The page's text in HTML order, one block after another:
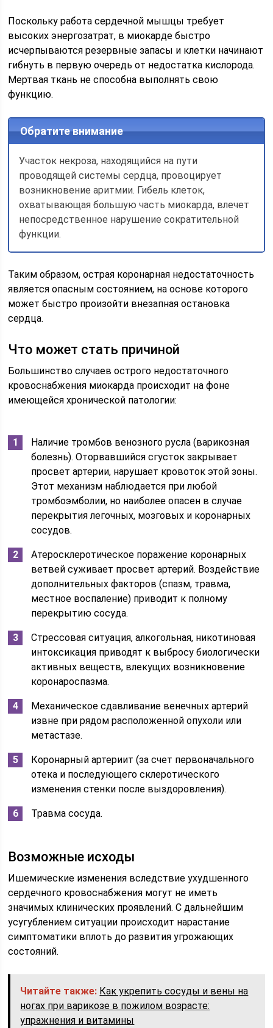
Поскольку работа сердечной мышцы требует
высоких энергозатрат, в миокарде быстро
исчерпываются резервные запасы и клетки начинают
гибнуть в первую очередь от недостатка кислорода.
Мертвая ткань не способна выполнять свою
функцию.
Обратите внимание
Участок некроза, находящийся на пути
проводящей системы сердца, провоцирует
возникновение аритмии. Гибель клеток,
охватывающая большую часть миокарда, влечет
непосредственное нарушение сократительной
функции.
Таким образом, острая коронарная недостаточность
является опасным состоянием, на основе которого
может быстро произойти внезапная остановка
сердца.
Что может стать причиной
Большинство случаев острого недостаточного
кровоснабжения миокарда происходит на фоне
имеющейся хронической патологии:
Наличие тромбов венозного русла (варикозная
болезнь). Оторвавшийся сгусток закрывает
просвет артерии, нарушает кровоток этой зоны.
Этот механизм наблюдается при любой
тромбоэмболии, но наиболее опасен в случае
перекрытия легочных, мозговых и коронарных
сосудов.
Атеросклеротическое поражение коронарных
ветвей суживает просвет артерий. Воздействие
дополнительных факторов (спазм, травма,
местное воспаление) приводит к полному
перекрытию сосуда.
Стрессовая ситуация, алкогольная, никотиновая
интоксикация приводят к выбросу биологически
активных веществ, влекущих возникновение
коронароспазма.
Механическое сдавливание венечных артерий
извне при рядом расположенной опухоли или
метастазе.
Коронарный артериит (за счет первоначального
отека и последующего склеротического
изменения стенки после выздоровления).
Травма сосуда.
Возможные исходы
Ишемические изменения вследствие ухудшенного
сердечного кровоснабжения могут не иметь
значимых клинических проявлений. С дальнейшим
усугублением ситуации происходит нарастание
симптоматики вплоть до развития угрожающих
состояний.
Читайте также: Как укрепить сосуды и вены на
ногах при варикозе в пожилом возрасте:
упражнения и витамины